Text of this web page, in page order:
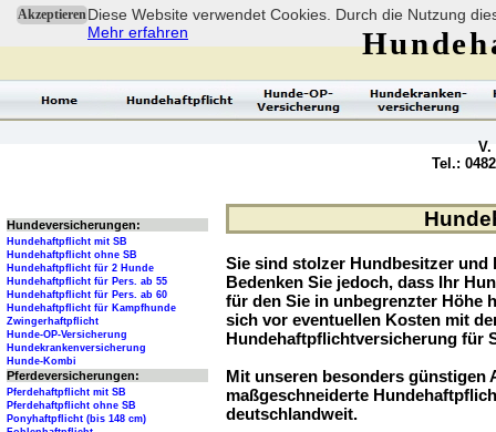
AkzeptierenDiese Website verwendet Cookies. Durch die Nutzung
Mehr erfahren
Sie sind stolzer Hundbesitzer und
Bedenken Sie jedoch, dass Ihr
für den Sie in unbegrenzter Höhe
sich vor eventuellen Kosten mit
Hundehaftpflichtversicherung für
Mit unseren besonders günstigen
maßgeschneiderte
deutschlandweit.
V.
Tel.:
Hundeversicherungen:
Hundehaftpflicht mit SB
Hundehaftpflicht ohne SB
Hundehaftpflicht für 2 Hunde
Hundehaftpflicht für Pers. ab 55
Hundehaftpflicht für Pers. ab 60
Hundehaftpflicht für Kampfhunde
Zwingerhaftpflicht
Hunde-OP-Versicherung
Hundekrankenversicherung
Hunde-Kombi
Pferdeversicherungen:
Pferdehaftpflicht mit SB
Pferdehaftpflicht ohne SB
Ponyhaftpflicht (bis 148 cm)